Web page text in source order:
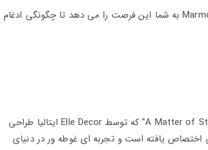
سنگ مرمر فقط یک ماده نیست. این منبع الهام برای معماران و طراحان است. Marmomac به شما این فرصت را می دهد تا چگونگی ادغام
امسال، Marmomac ما را با یک محصول استثنایی شگفت زده می کند: غرفه 1، “A Matter of Stone” که توسط Elle Decor ایتالیا طراحی
یافته است و تجربه ای غوطه ور در دنیای